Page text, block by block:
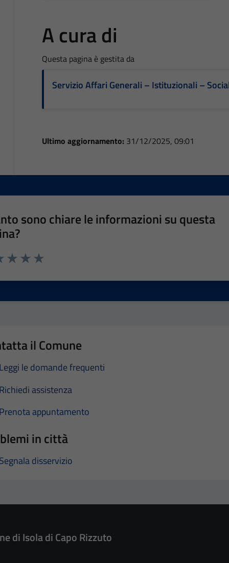
A cura di
Questa pagina è gestita da
Servizio Affari Generali – Istituzionali –
Ultimo aggiornamento: 31/12/2025, 09:01
sono chiare le informazioni su questa
il Comune
Leggi le domande frequenti
Richiedi assistenza
Prenota appuntamento
in città
Segnala disservizio
di Isola di Capo Rizzuto